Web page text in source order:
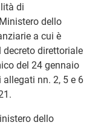
di
dello
a cui è
decreto direttoriale
del 24 gennaio
nn. 2, 5 e 6
dello